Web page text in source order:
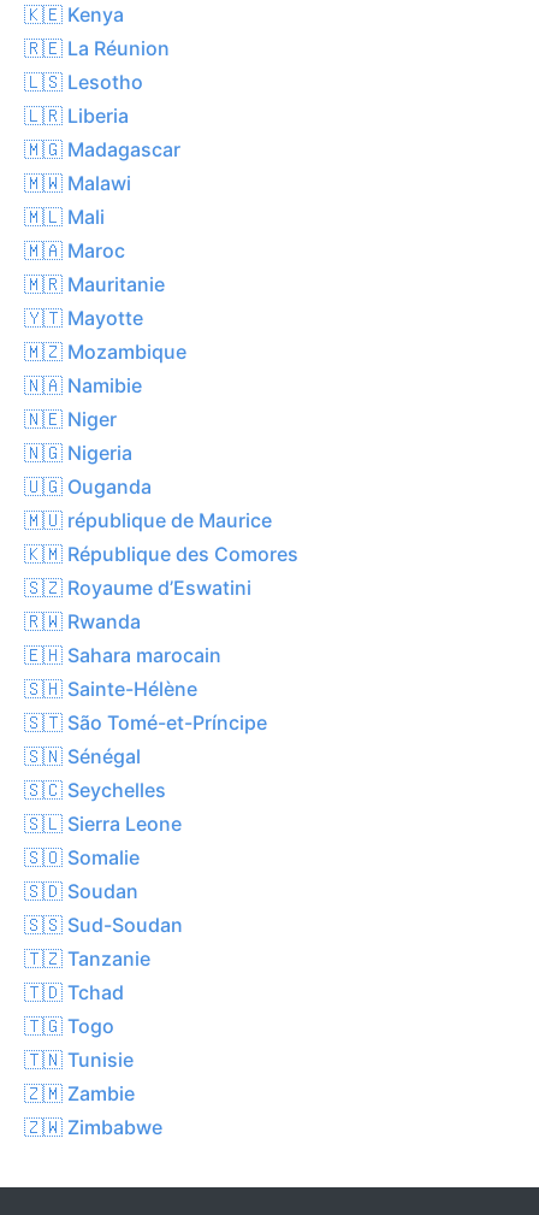
🇰🇪 Kenya
🇷🇪 La Réunion
🇱🇸 Lesotho
🇱🇷 Liberia
🇲🇬 Madagascar
🇲🇼 Malawi
🇲🇱 Mali
🇲🇦 Maroc
🇲🇷 Mauritanie
🇾🇹 Mayotte
🇲🇿 Mozambique
🇳🇦 Namibie
🇳🇪 Niger
🇳🇬 Nigeria
🇺🇬 Ouganda
🇲🇺 république de Maurice
🇰🇲 République des Comores
🇸🇿 Royaume d’Eswatini
🇷🇼 Rwanda
🇪🇭 Sahara marocain
🇸🇭 Sainte-Hélène
🇸🇹 São Tomé-et-Príncipe
🇸🇳 Sénégal
🇸🇨 Seychelles
🇸🇱 Sierra Leone
🇸🇴 Somalie
🇸🇩 Soudan
🇸🇸 Sud-Soudan
🇹🇿 Tanzanie
🇹🇩 Tchad
🇹🇬 Togo
🇹🇳 Tunisie
🇿🇲 Zambie
🇿🇼 Zimbabwe